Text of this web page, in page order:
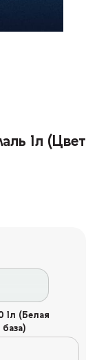
1л (Цвет
1л (Белая
база)